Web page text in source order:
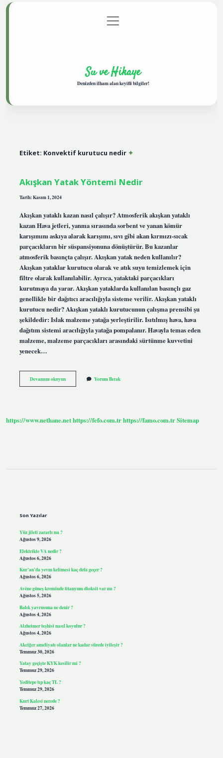
Gizlilik Politikası
menüyü
aç
Su ve Hikaye
Denizden ilham alan keyifli bilgiler!
Etiket: Konvektif kurutucu nedir
Akışkan Yatak Yöntemi Nedir
Tarih: Kasım 1, 2024
Akışkan yataklı kazan nasıl çalışır? Atmosferik akışkan yataklı
kazan Hava jetleri, yanma sırasında sorbent ve yanan kömür
karışımını askıya alarak karışımı, sıvı gibi akan kırmızı-sıcak
parçacıkların bir süspansiyonuna dönüştürür. Bu kazanlar
atmosferik basınçta çalışır. Akışkan yatak neden kullanılır?
Akışkan yataklar kurutucu olarak ve atık suyu temizlemek için
filtre olarak kullanılabilir. Ayrıca, yataktaki parçacıkları
kurutmaya da yarar. Akışkan yataklarda kullanılan basınçlı gaz
genellikle bir dağıtıcı aracılığıyla sisteme verilir. Akışkan yataklı
kurutucu nedir? Akışkan yataklı kurutucunun çalışma prensibi şu
şekildedir: Islak malzeme yatağa yerleştirilir. Isıtılmış hava, hava
dağıtım sistemi aracılığıyla yatağa pompalanır. Havayla temas eden
malzeme, malzeme parçacıkları arasındaki sürtünme kuvvetini
yenecek…
Devamını okuyunAkışkan
Yatak
Yorum Bırak
https://www.nethane.nethttps://fefo.com.trhttps://famo.com.trSitemap
Son Yazılar
Yüz jileti zararlı mı ?
Ağustos 9, 2026
Elektrikte VA nedir ?
Ağustos 6, 2026
Kur’an’da yevm kelimesi kaç defa geçer ?
Ağustos 6, 2026
Avène güneş kreminde titanyum dioksit var mı ?
Ağustos 5, 2026
Balık yavrusuna ne denir ?
Ağustos 4, 2026
Alzheimer teşhisi nasıl koyulur ?
Ağustos 4, 2026
Akciğer ameliyatı olanlar ne kadar sürede iyileşir ?
Temmuz 30, 2026
Yatay geçişte KYK kesilir mi ?
Temmuz 29, 2026
Yeditepe tıp kaç TL ?
Temmuz 29, 2026
Kurt Kalesi nerede ?
Temmuz 27, 2026